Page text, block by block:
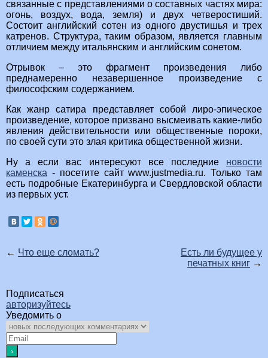
связанные с представлениями о составных частях мира:
огонь, воздух, вода, земля) и двух четверостиший.
Состоит английский сотен из одного двустишья и трех
катренов. Структура, таким образом, является главным
отличием между итальянским и английским сонетом.
Отрывок – это фрагмент произведения либо
преднамеренно незавершенное произведение с
философским содержанием.
Как жанр сатира представляет собой лиро-эпическое
произведение, которое призвано высмеивать какие-либо
явления действительности или общественные пороки,
по своей сути это злая критика общественной жизни.
Ну а если вас интересуют все последние новости
каменска - посетите сайт www.justmedia.ru. Только там
есть подробные Екатеринбурга и Свердловской области
из первых уст.
← Что еще сломать?
Есть ли будущее у
печатных книг →
Подписаться
авторизуйтесь
Уведомить о